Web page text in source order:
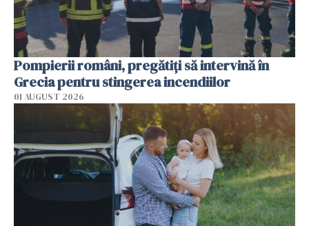
Pompierii români, pregătiţi să intervină în
Grecia pentru stingerea incendiilor
01 AUGUST 2026